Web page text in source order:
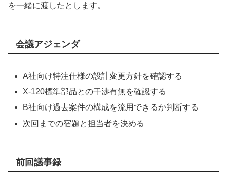
を一緒に渡したとします。
会議アジェンダ
A社向け特注仕様の設計変更方針を確認する
X-120標準部品との干渉有無を確認する
B社向け過去案件の構成を流用できるか判断する
次回までの宿題と担当者を決める
前回議事録